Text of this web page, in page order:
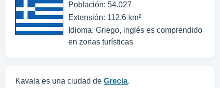
Población: 54.027
Extensión: 112,6 km²
Idioma: Griego, inglés es comprendido
en zonas turísticas
Kavala es una ciudad de Grecia.